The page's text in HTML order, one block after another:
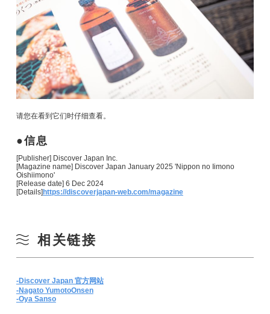
请您在看到它们时仔细查看。
信息
[Publisher] Discover Japan Inc.
[Magazine name] Discover Japan January 2025 'Nippon no Iimono
Oishiimono'
[Release date] 6 Dec 2024
[Details] https://discoverjapan-web.com/magazine
相关链接
-Discover Japan 官方网站
-Nagato YumotoOnsen
-Oya Sanso